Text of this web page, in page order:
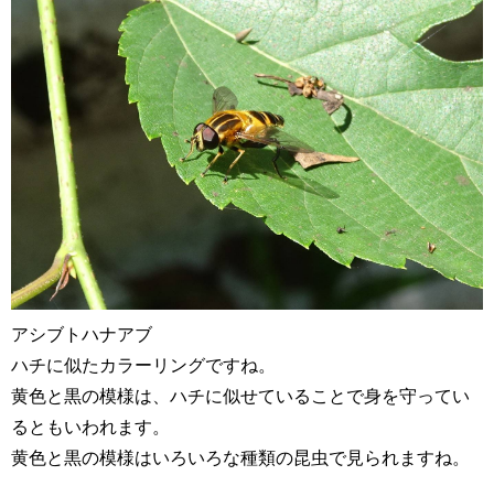
アシブトハナアブ
ハチに似たカラーリングですね。
黄色と黒の模様は、ハチに似せていることで身を守ってい
るともいわれます。
黄色と黒の模様はいろいろな種類の昆虫で見られますね。